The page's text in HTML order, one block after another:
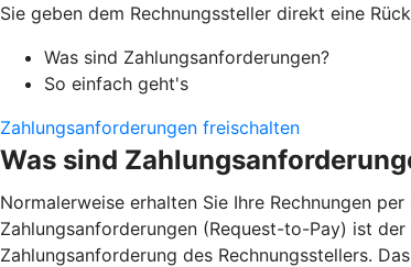
Sie geben dem Rechnungssteller direkt eine
Was sind Zahlungsanforderungen?
So einfach geht's
Zahlungsanforderungen freischalten
Was sind
Normalerweise erhalten Sie Ihre Rechnungen
Zahlungsanforderungen (Request-to-Pay) ist
Zahlungsanforderung des Rechnungsstellers.